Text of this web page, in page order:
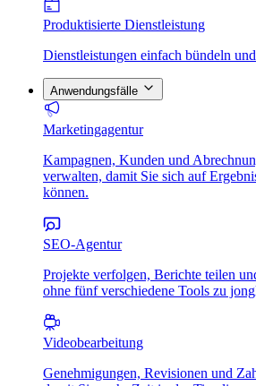
Produktisierte Dienstleistung
Dienstleistungen einfach bündeln
Anwendungsfälle
Marketingagentur
Kampagnen, Kunden und
verwalten, damit Sie sich auf
können.
SEO-Agentur
Projekte verfolgen, Berichte teilen
ohne fünf verschiedene Tools zu
Videobearbeitung
Genehmigungen, Revisionen und